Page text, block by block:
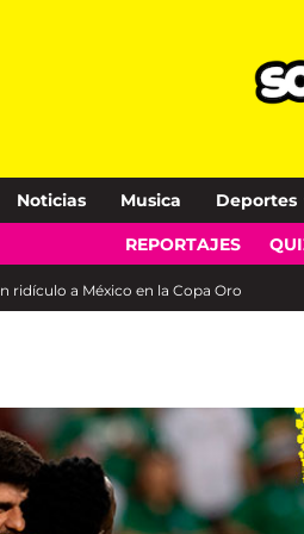
Noticias Musica Deportes
REPORTAJES
ridículo a México en la Copa Oro